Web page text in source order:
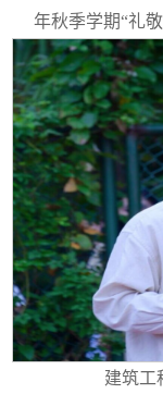
年秋季学期“礼
建筑工